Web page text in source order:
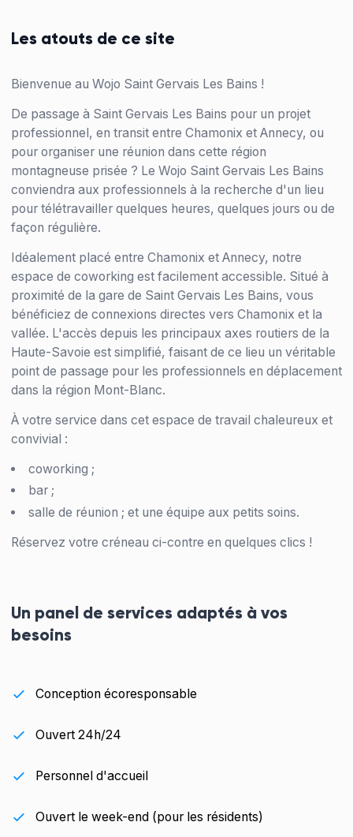
Les atouts de ce site
Bienvenue au Wojo Saint Gervais Les Bains !
De passage à Saint Gervais Les Bains pour un projet
professionnel, en transit entre Chamonix et Annecy, ou
pour organiser une réunion dans cette région
montagneuse prisée ? Le Wojo Saint Gervais Les Bains
conviendra aux professionnels à la recherche d'un lieu
pour télétravailler quelques heures, quelques jours ou de
façon régulière.
Idéalement placé entre Chamonix et Annecy, notre
espace de coworking est facilement accessible. Situé à
proximité de la gare de Saint Gervais Les Bains, vous
bénéficiez de connexions directes vers Chamonix et la
vallée. L'accès depuis les principaux axes routiers de la
Haute-Savoie est simplifié, faisant de ce lieu un véritable
point de passage pour les professionnels en déplacement
dans la région Mont-Blanc.
À votre service dans cet espace de travail chaleureux et
convivial :
coworking ;
bar ;
salle de réunion ; et une équipe aux petits soins.
Réservez votre créneau ci-contre en quelques clics !
Un panel de services adaptés à vos
besoins
Conception écoresponsable
Ouvert 24h/24
Personnel d'accueil
Ouvert le week-end (pour les résidents)